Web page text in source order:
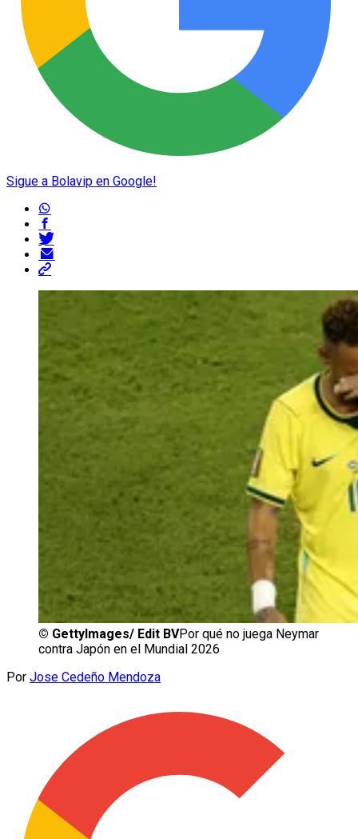
Sigue a Bolavip en Google!
© GettyImages/ Edit BVPor qué no juega Neymar
contra Japón en el Mundial 2026
Por Jose Cedeño Mendoza